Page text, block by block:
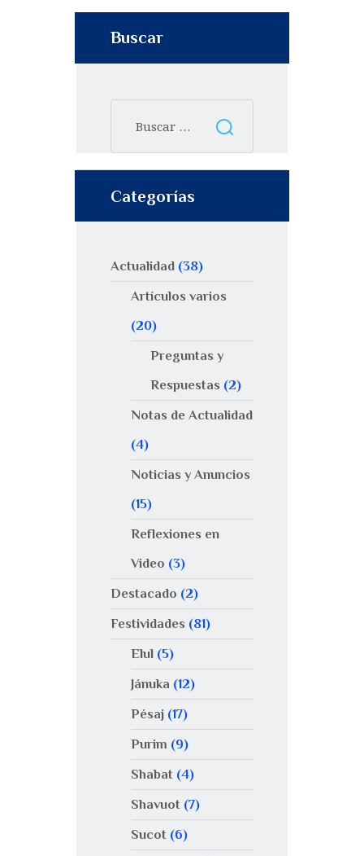
Buscar
Categorías
Actualidad (38)
Artículos varios
(20)
Preguntas y
Respuestas (2)
Notas de Actualidad
(4)
Noticias y Anuncios
(15)
Reflexiones en
Video (3)
Destacado (2)
Festividades (81)
Elul(5)
Jánuka (12)
Pésaj(17)
Purim (9)
Shabat(4)
Shavuot(7)
Sucot(6)